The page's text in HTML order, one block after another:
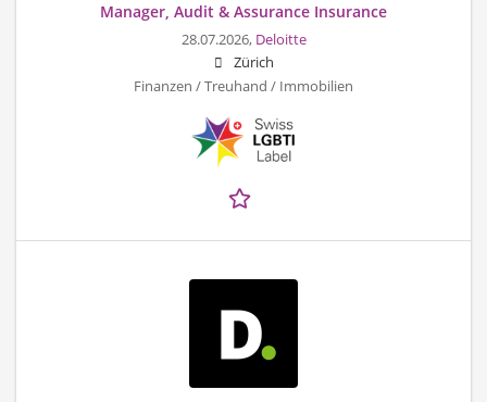
Manager, Audit & Assurance Insurance
28.07.2026, Deloitte
Zürich
Finanzen / Treuhand / Immobilien